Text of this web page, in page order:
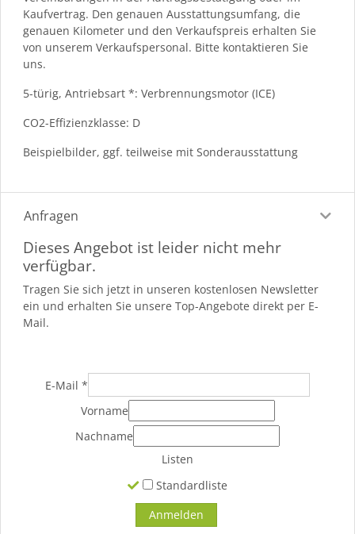
Kaufvertrag. Den genauen Ausstattungsumfang, die
genauen Kilometer und den Verkaufspreis erhalten Sie
von unserem Verkaufspersonal. Bitte kontaktieren Sie
uns.
5-türig, Antriebsart *: Verbrennungsmotor (ICE)
CO2-Effizienzklasse: D
Beispielbilder, ggf. teilweise mit Sonderausstattung
Anfragen
Dieses Angebot ist leider nicht mehr
verfügbar.
Tragen Sie sich jetzt in unseren kostenlosen Newsletter
ein und erhalten Sie unsere Top-Angebote direkt per E-
Mail.
E-Mail *
Vorname
Nachname
Listen
Standardliste